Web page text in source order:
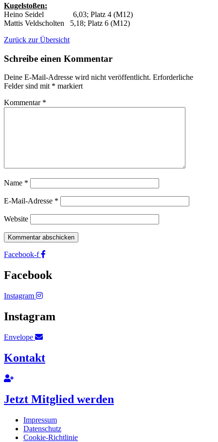
Kugelstoßen:
Heino Seidel 6,03; Platz 4 (M12)
Mattis Veldscholten 5,18; Platz 6 (M12)
Zurück zur Übersicht
Schreibe einen Kommentar
Deine E-Mail-Adresse wird nicht veröffentlicht. Erforderliche
Felder sind mit * markiert
Kommentar *
Name *
E-Mail-Adresse *
Website
Facebook-f
Facebook
Instagram
Instagram
Envelope
Kontakt
Jetzt Mitglied werden
Impressum
Datenschutz
Cookie-Richtlinie